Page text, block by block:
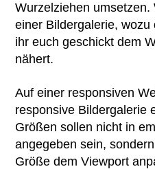
Wurzelziehen
einer Bildergalerie,
ihr euch geschickt dem
nähert.
Auf einer responsiven
responsive Bildergalerie
Größen sollen nicht in
angegeben sein,
Größe dem Viewport